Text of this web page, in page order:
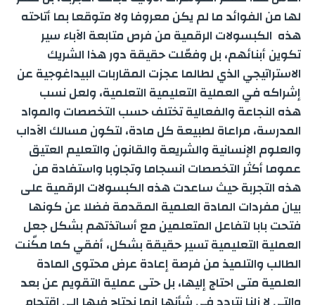
لها من الفوائد ما لم يكن معروفا ولا متوقعا بما أتاحته
هذه الكبسولات الرقمية من فرص متابعة الآباء سير
تكوين أبنائهم، بل وفعّلت حقيقة دور هذا الشريك
الاستراتيجي الذي لطالما عجزت المقاربات البيداغوجية عن
إشراكه في العملية التعليمية التعلمية، ولعل نسب
هذه النجاعة والفعالية تختلف حسب التخصصات والمواد
المدرسة، مراعاة لطبيعة كل مادة، لتكون مسالك الآداب
والعلوم الإنسانية والشريعة والقانون والتعليم العتيق
عموما أكثر التخصصات انسجاما وتجاوبا واستفادة من
هذه التجربة حيث ساعدت هذه الكبسولات الرقمية على
بيان مفردات المادة العلمية المقدمة فضلا عن كونها
فتحت بابا لتفاعل المتعلمين مع أساتذتهم بشكل جعل
العملية التعليمية تسير حقيقة بشكل، أفقي كما مكّنت
الطالب والتلميذ من فرصة إعادة عرض محتوى المادة
العلمية متى احتاج إليها، بل حتى عملية التقويم عن بعد